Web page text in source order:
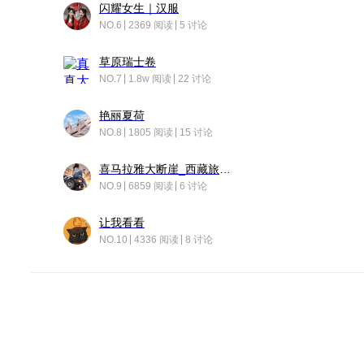
闪耀女生｜汉服
NO.6 2369 阅读 5 讨论
草原瑞士卷
NO.7 1.8w 阅读 22 讨论
艳丽夏荷
NO.8 1805 阅读 15 讨论
NO.9 6859 阅读 6 讨论
让我看看
NO.10 4336 阅读 8 讨论